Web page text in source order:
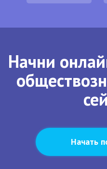
Начни
Начать